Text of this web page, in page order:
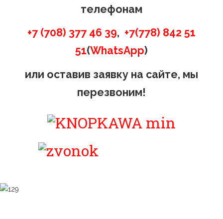
телефонам
+7 (708) 377 46 39, +7(778) 842 51
51(WhatsApp)
или оставив заявку на сайте, мы
перезвоним!